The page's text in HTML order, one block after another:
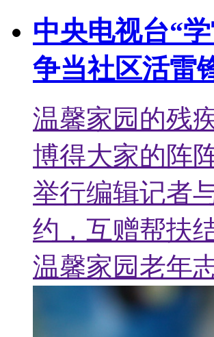
中央电视台“
争当社区活雷
温馨家园的残
博得大家的阵
举行编辑记者
约，互赠帮扶
温馨家园老年
温馨家园残疾